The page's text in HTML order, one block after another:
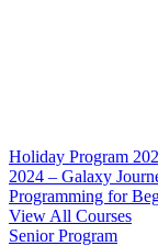
Holiday Program
2024 – Galaxy
Programming for
View All Courses
Senior Program